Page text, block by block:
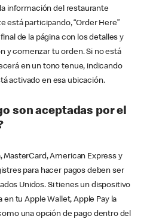
información del restaurante
está participando, “Order Here”
de la página con los detalles y
y comenzar tu orden. Si no está
en un tono tenue, indicando
activado en esa ubicación.
son aceptadas por el
MasterCard, American Express y
para hacer pagos deben ser
Unidos. Si tienes un dispositivo
tu Apple Wallet, Apple Pay la
una opción de pago dentro del